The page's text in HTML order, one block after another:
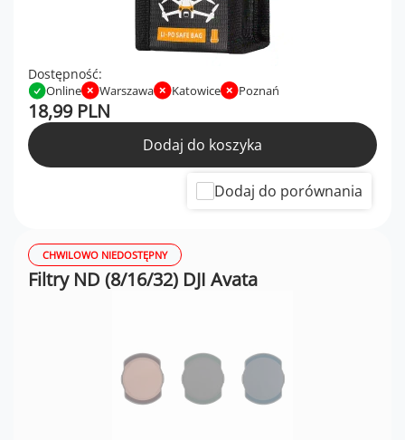
Dostępność:
Online Warszawa Katowice Poznań
18,99 PLN
Dodaj do koszyka
Dodaj do porównania
CHWILOWO NIEDOSTĘPNY
Filtry ND (8/16/32) DJI Avata